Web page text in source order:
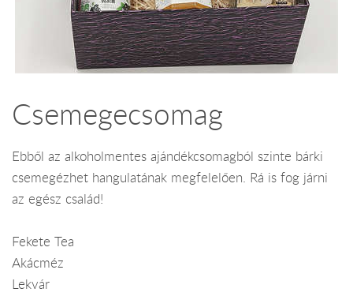
Csemegecsomag
Ebből az alkoholmentes ajándékcsomagból szinte bárki
csemegézhet hangulatának megfelelően. Rá is fog járni
az egész család!
Fekete Tea
Akácméz
Lekvár